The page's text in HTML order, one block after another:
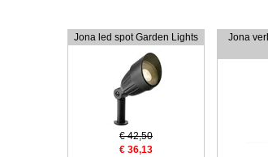
Jona led spot Garden Lights
€ 42,50
€ 36,13
Jona